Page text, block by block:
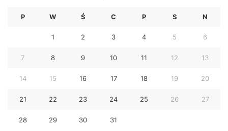
P W Ś C P S N
1 2 3 4 5 6
7 8 9 10 11 12 13
14 15 16 17 18 19 20
21 22 23 24 25 26 27
28 29 30 31